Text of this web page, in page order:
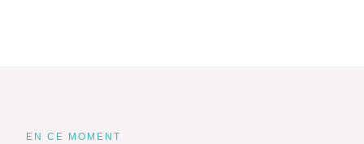
EN CE MOMENT